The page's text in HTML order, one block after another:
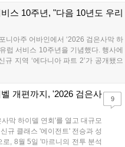
막의 글로벌 입지를 다시 한번
스 10주년, "다음 10년도 우리
니아주 어바인에서 ‘2026 검은사막 하
럽 서비스 10주년을 기념했다. 행사에
규 지역 ‘에다니아 파트 2’가 공개됐으
퍼 부스트’와 레벨 시스템 개편 등 대
유지하며 이용자와의 신뢰를 바탕으
밝혔다....
개편까지, '2026 검은사
막 하이델 연회'를 열고 대규모
규 클래스 '에이전트' 전승과 성
, 8월 5일 '마르니의 전투 분석
9